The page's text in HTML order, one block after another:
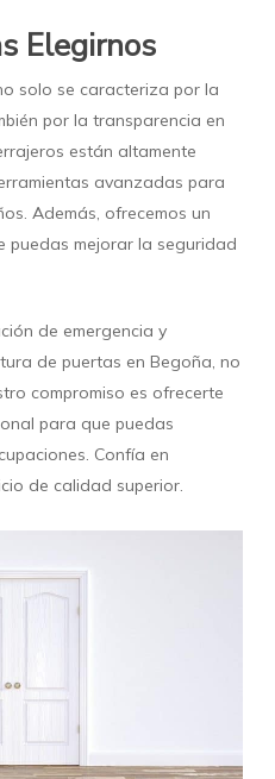
Elegirnos
solo se caracteriza por la
por la transparencia en
están altamente
avanzadas para
Además, ofrecemos un
puedas mejorar la seguridad
de emergencia y
de puertas en Begoña, no
compromiso es ofrecerte
para que puedas
Confía en
de calidad superior.